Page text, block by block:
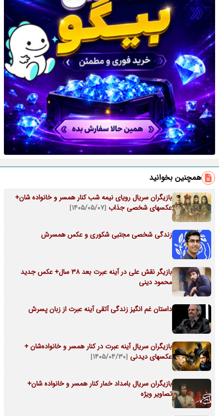
همچنین بخوانید
بازیگران سریال رویای نیمه شب کنار همسر و خانواده شان+
عکسهای شخصی جذاب [۱۴۰۵/۰۵/۰۷]
زندگی شخصی مجتبی شکوری و عکس همسرش
بازیگر نقش علی در آینه عبرت بعد 38 سال+ عکس جدید
محمود دینی
داستان غم انگیز زندگی آتقی آینه عبرت از زبان پسرش
بازیگران سریال آینه عبرت در کنار همسر و خانواده‌شان +
عکسهای دیدنی [۱۴۰۵/۰۴/۳۰]
بازیگران سریال بامداد خمار کنار همسر و خانواده شان+
تصاویر ویژه